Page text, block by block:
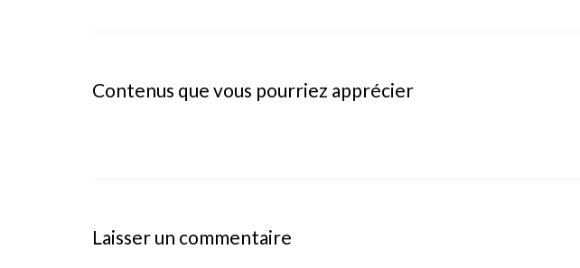
Contenus que vous pourriez apprécier
Laisser un commentaire